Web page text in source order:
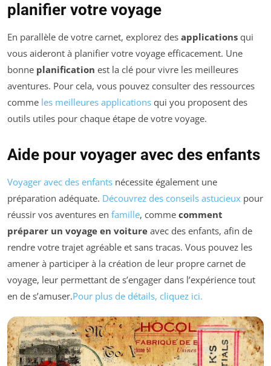
planifier votre voyage
En parallèle de votre carnet, explorez des applications qui
vous aideront à planifier votre voyage efficacement. Une
bonne planification est la clé pour vivre les meilleures
aventures. Pour cela, vous pouvez consulter des ressources
comme les meilleures applications qui you proposent des
outils utiles pour chaque étape de votre voyage.
Aide pour voyager avec des enfants
Voyager avec des enfants nécessite également une
préparation adéquate. Découvrez des conseils astucieux pour
réussir vos aventures en famille, comme comment
préparer un voyage en voiture avec des enfants, afin de
rendre votre trajet agréable et sans tracas. Vous pouvez les
amener à participer à la création de leur propre carnet de
voyage, leur permettant de s’engager dans l’expérience tout
en de s’amuser.Pour plus de détails, cliquez ici.